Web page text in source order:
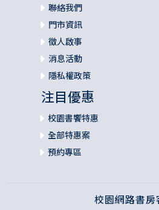
聯絡我們
門市資訊
徵人啟事
消息活動
隱私權政策
注目優惠
校園書饗特惠
全部特惠案
預約專區
校園網路書房